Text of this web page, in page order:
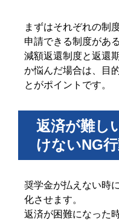
まずはそれぞれの制
申請できる制度があ
減額返還制度と返還
か悩んだ場合は、目
とがポイントです。
返済が難し
けないNG
奨学金が払えない時
化させます。
返済が困難になった